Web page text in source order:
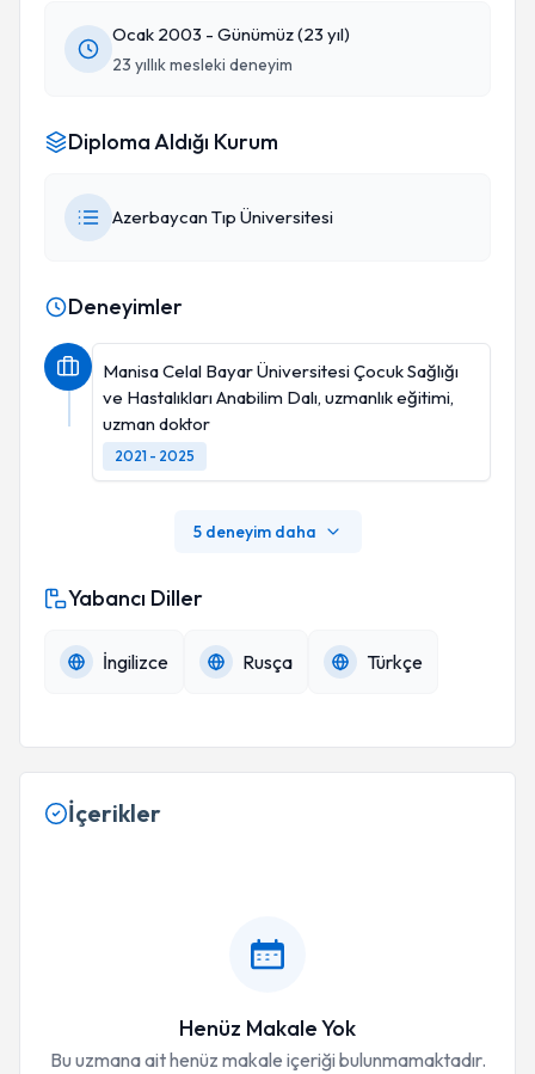
Ocak 2003 - Günümüz (23 yıl)
23 yıllık mesleki deneyim
Diploma Aldığı Kurum
Azerbaycan Tıp Üniversitesi
Deneyimler
Manisa Celal Bayar Üniversitesi Çocuk Sağlığı
ve Hastalıkları Anabilim Dalı, uzmanlık eğitimi,
uzman doktor
2021 - 2025
5 deneyim daha
Yabancı Diller
İngilizce Rusça Türkçe
İçerikler
Henüz Makale Yok
Bu uzmana ait henüz makale içeriği bulunmamaktadır.